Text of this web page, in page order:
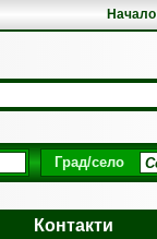
Начало
Град/село
Контакти